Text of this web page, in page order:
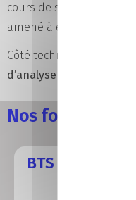
cours de ses missions,
amené à échanger avec
Côté technique, il doit
d’analyse statistique
et
Nos formations
BTS